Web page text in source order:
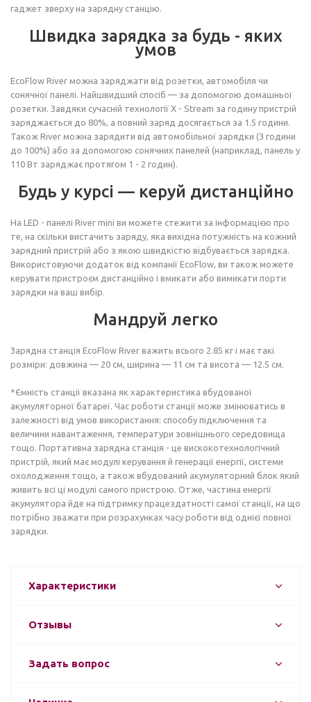
гаджет зверху на зарядну станцію.
Швидка зарядка за будь - яких
умов
EcoFlow River можна заряджати від розетки, автомобіля чи
сонячної панелі. Найшвидший спосіб — за допомогою домашньої
розетки. Завдяки сучасній технології X - Stream за годину пристрій
заряджається до 80%, а повний заряд досягається за 1.5 години.
Також River можна зарядити від автомобільної зарядки (3 години
до 100%) або за допомогою сонячних панелей (наприклад, панель у
110 Вт заряджає протягом 1 - 2 годин).
Будь у курсі — керуй дистанційно
На LED - панелі River mini ви можете стежити за інформацією про
те, на скільки вистачить заряду, яка вихідна потужність на кожний
зарядний пристрій або з якою швидкістю відбувається зарядка.
Використовуючи додаток від компанії EcoFlow, ви також можете
керувати пристроєм дистанційно і вмикати або вимикати порти
зарядки на ваш вибір.
Мандруй легко
Зарядна станція EcoFlow River важить всього 2.85 кг і має такі
розміри: довжина — 20 см, ширина — 11 см та висота — 12.5 см.
*Ємність станції вказана як характеристика вбудованої
акумуляторної батареї. Час роботи станції може змінюватись в
залежності від умов використання: способу підключення та
величини навантаження, температури зовнішнього середовища
тощо. Портативна зарядна станція - це вискокотехнологічний
пристрій, який має модулі керування й генерації енергії, системи
охолодження тощо, а також вбудований акумуляторний блок який
живить всі ці модулі самого пристрою. Отже, частина енергії
акумулятора йде на підтримку працездатності самої станції, на що
потрібно зважати при розрахунках часу роботи від однієї повної
зарядки.
Характеристики
Отзывы
Задать вопрос